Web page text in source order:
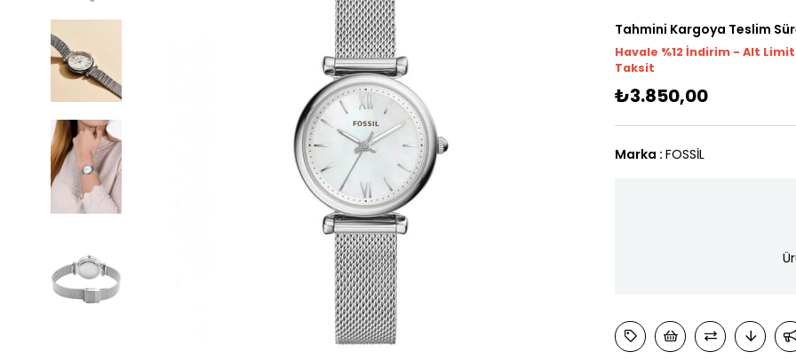
Tahmini Kargoya Teslim
Havale %12 İndirim - Alt Limit
Taksit
₺3.850,00
Marka : FOSSİL